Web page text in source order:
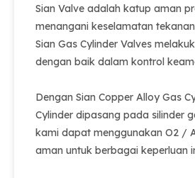
Sian Valve adalah katup aman
menangani keselamatan
Sian Gas Cylinder Valves
dengan baik dalam kontrol
Dengan Sian Copper Alloy Gas
Cylinder dipasang pada silinder
kami dapat menggunakan O2 /
aman untuk berbagai keperluan